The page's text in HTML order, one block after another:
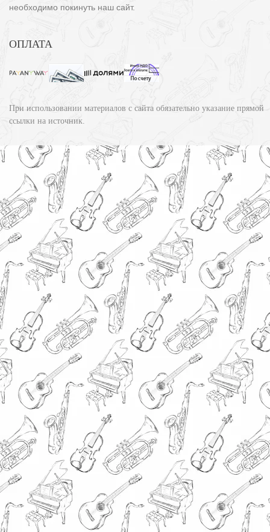
необходимо покинуть наш сайт.
ОПЛАТА
При использовании материалов с сайта обязательно указание прямой
ссылки на источник.